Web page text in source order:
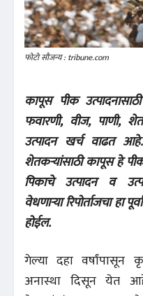
फोटो सौजन्य : tribune.com
कापूस पीक
फवारणी, वीज, पाणी,
उत्पादन खर्च वाढत
शेतकऱ्यांसाठी कापूस हे
पिकाचे उत्पादन व
वेधणाऱ्या रिपोर्ताजचा हा
होईल.
गेल्या दहा वर्षांपासून
अनास्था दिसून येत